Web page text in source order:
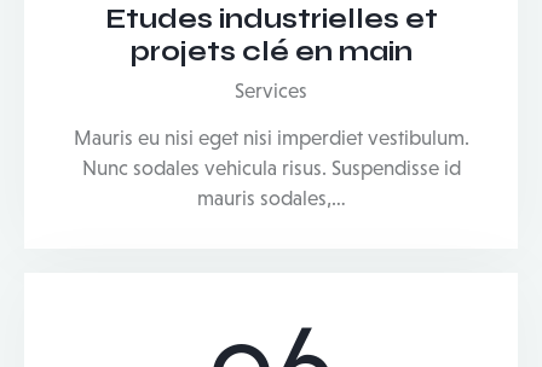
Etudes industrielles et
projets clé en main
Services
Mauris eu nisi eget nisi imperdiet vestibulum.
Nunc sodales vehicula risus. Suspendisse id
mauris sodales,…